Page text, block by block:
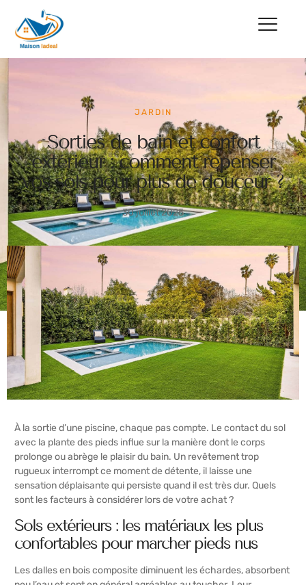
JARDIN
Sorties de bain et confort
extérieur : comment repenser
vos sols pour plus de douceur ?
30 juillet 2025
À la sortie d’une piscine, chaque pas compte. Le contact du sol
avec la plante des pieds influe sur la manière dont le corps
prolonge ou abrège le plaisir du bain. Un revêtement trop
rugueux interrompt ce moment de détente, il laisse une
sensation déplaisante qui persiste quand il est très dur. Quels
sont les facteurs à considérer lors de votre achat ?
Sols extérieurs : les matériaux les plus
confortables pour marcher pieds nus
Les dalles en bois composite diminuent les échardes, absorbent